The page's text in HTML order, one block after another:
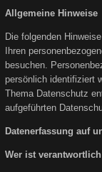
Allgemeine Hinweise
Die folgenden
Ihren
besuchen.
persönlich identifiziert
Thema Datenschutz
aufgeführten
Datenerfassung auf
Wer ist